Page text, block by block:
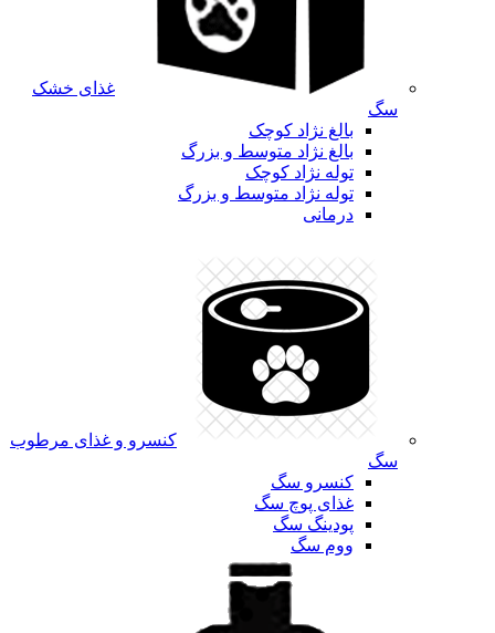
غذای خشک
سگ
بالغ نژاد کوچک
بالغ نژاد متوسط و بزرگ
توله نژاد کوچک
توله نژاد متوسط و بزرگ
درمانی
کنسرو و غذای مرطوب
سگ
کنسرو سگ
غذای پوچ سگ
پودینگ سگ
ووم سگ